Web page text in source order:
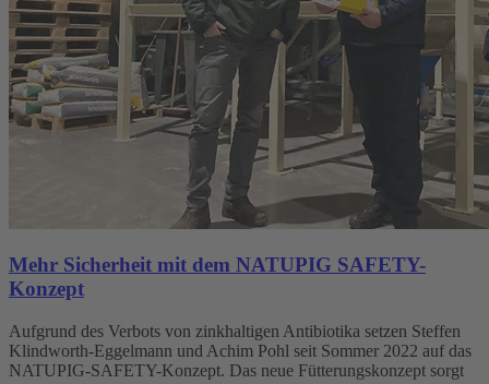
Mehr Sicherheit mit dem NATUPIG SAFETY-
Konzept
Aufgrund des Verbots von zinkhaltigen Antibiotika setzen Steffen
Klindworth-Eggelmann und Achim Pohl seit Sommer 2022 auf das
NATUPIG-SAFETY-Konzept. Das neue Fütterungskonzept sorgt